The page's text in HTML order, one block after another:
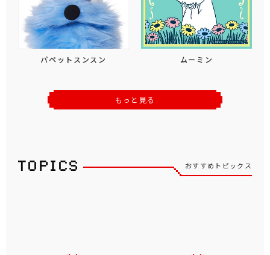
パペットスンスン ムーミン
もっと見る
おすすめトピックス